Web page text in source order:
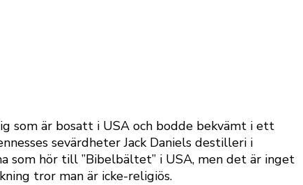
som är bosatt i USA och bodde bekvämt i ett
sevärdheter Jack Daniels destilleri i
som hör till ”Bibelbältet” i USA, men det är inget
tror man är icke-religiös.